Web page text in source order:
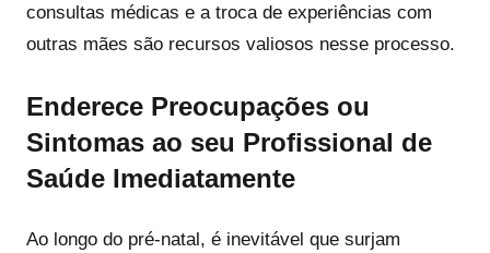
consultas médicas e a troca de experiências com
outras mães são recursos valiosos nesse processo.
Enderece Preocupações ou
Sintomas ao seu Profissional de
Saúde Imediatamente
Ao longo do pré-natal, é inevitável que surjam